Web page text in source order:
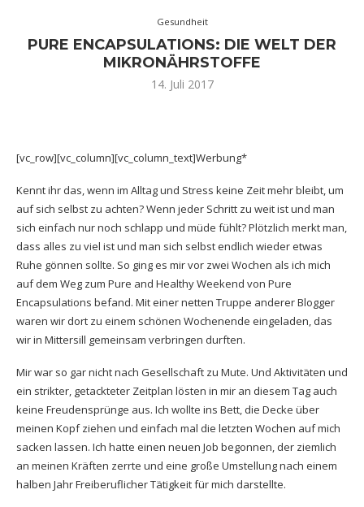
Gesundheit
PURE ENCAPSULATIONS: DIE WELT DER
MIKRONÄHRSTOFFE
14. Juli 2017
[vc_row][vc_column][vc_column_text]Werbung*
Kennt ihr das, wenn im Alltag und Stress keine Zeit mehr bleibt, um
auf sich selbst zu achten? Wenn jeder Schritt zu weit ist und man
sich einfach nur noch schlapp und müde fühlt? Plötzlich merkt man,
dass alles zu viel ist und man sich selbst endlich wieder etwas
Ruhe gönnen sollte. So ging es mir vor zwei Wochen als ich mich
auf dem Weg zum Pure and Healthy Weekend von Pure
Encapsulations befand. Mit einer netten Truppe anderer Blogger
waren wir dort zu einem schönen Wochenende eingeladen, das
wir in Mittersill gemeinsam verbringen durften.
Mir war so gar nicht nach Gesellschaft zu Mute. Und Aktivitäten und
ein strikter, getackteter Zeitplan lösten in mir an diesem Tag auch
keine Freudensprünge aus. Ich wollte ins Bett, die Decke über
meinen Kopf ziehen und einfach mal die letzten Wochen auf mich
sacken lassen. Ich hatte einen neuen Job begonnen, der ziemlich
an meinen Kräften zerrte und eine große Umstellung nach einem
halben Jahr Freiberuflicher Tätigkeit für mich darstellte.